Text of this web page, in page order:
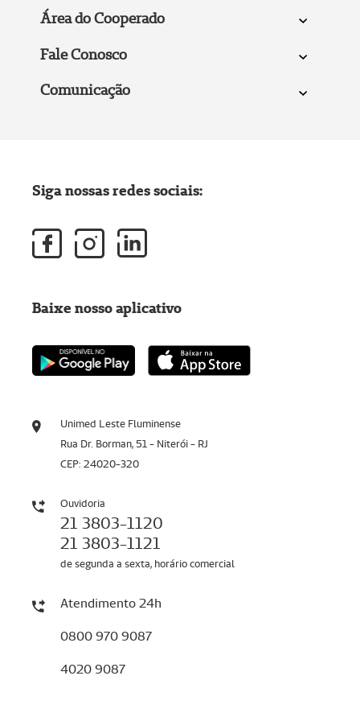
Área do Cooperado
Fale Conosco
Comunicação
Unimed Leste Fluminense
Rua Dr. Borman, 51 - Niterói - RJ
CEP: 24020-320
Ouvidoria
21 3803-1120
21 3803-1121
de segunda a sexta, horário comercial
Atendimento 24h
0800 970 9087
4020 9087
Siga nossas redes sociais:
Baixe nosso aplicativo